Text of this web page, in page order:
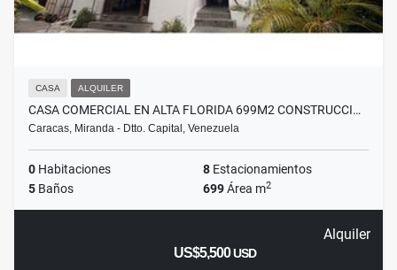
CASA ALQUILER
CASA COMERCIAL EN ALTA FLORIDA 699M2 CONSTRUCCI…
Caracas, Miranda - Dtto. Capital, Venezuela
0 Habitaciones 8 Estacionamientos
5 Baños 699Área m2
Alquiler
US$5,500USD